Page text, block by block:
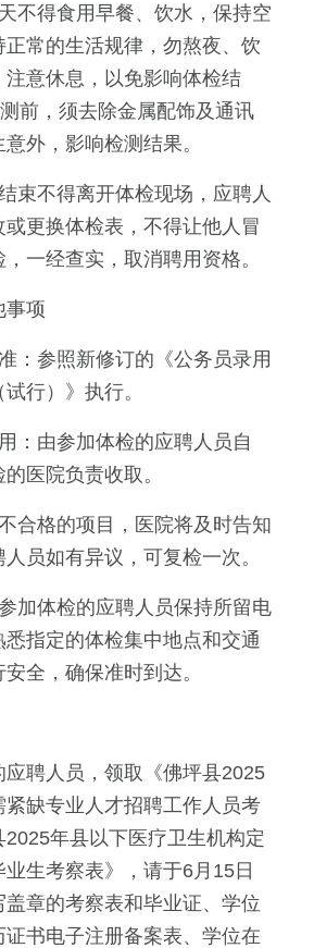
不得食用早餐、饮水，保持空
正常的生活规律，勿熬夜、饮
意休息，以免影响体检结
前，须去除金属配饰及通讯
外，影响检测结果。
束不得离开体检现场，应聘人
或更换体检表，不得让他人冒
一经查实，取消聘用资格。
事项
：参照新修订的《公务员录用
行）》执行。
：由参加体检的应聘人员自
医院负责收取。
合格的项目，医院将及时告知
员如有异议，可复检一次。
加体检的应聘人员保持所留电
指定的体检集中地点和交通
全，确保准时到达。
应聘人员，领取《佛坪县2025
缺专业人才招聘工作人员考
年县以下医疗卫生机构定
生考察表》，请于6月15日
章的考察表和毕业证、学位
书电子注册备案表、学位在